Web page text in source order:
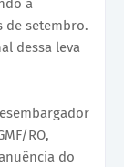
a
de setembro.
dessa leva
RO,
do